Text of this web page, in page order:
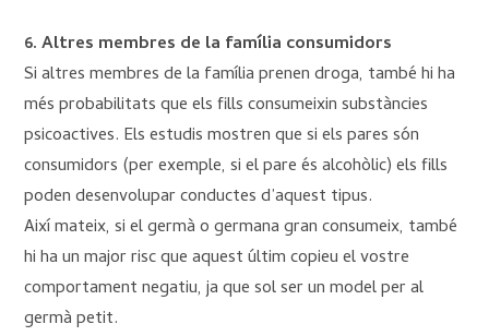
6. Altres membres de la família consumidors
Si altres membres de la família prenen droga, també hi ha
més probabilitats que els fills consumeixin substàncies
psicoactives. Els estudis mostren que si els pares són
consumidors (per exemple, si el pare és alcohòlic) els fills
poden desenvolupar conductes d’aquest tipus.
Així mateix, si el germà o germana gran consumeix, també
hi ha un major risc que aquest últim copieu el vostre
comportament negatiu, ja que sol ser un model per al
germà petit.